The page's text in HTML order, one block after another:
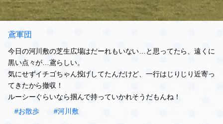
鳶軍団
今日の河川敷の芝生広場はだーれもいない…と思ってたら、遠くに
黒い点々が…鳶らしい。
気にせずイチゴちゃん投げしてたんだけど、一行はじりじり近寄っ
てきたから撤収！
ルーシーぐらいなら掴んで持っていかれそうだもんね！
#お散歩
#河川敷